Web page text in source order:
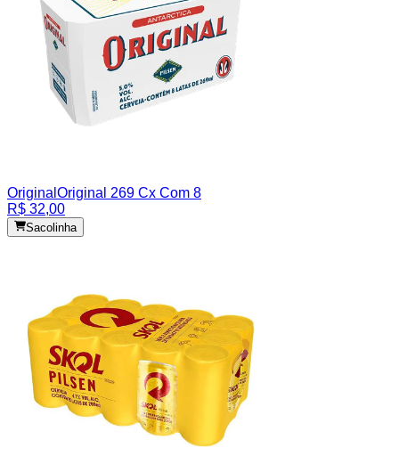
Original Original 269 Cx Com 8
R$ 32,00
Sacolinha